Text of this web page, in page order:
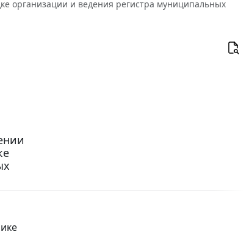
организации и ведения регистра муниципальных